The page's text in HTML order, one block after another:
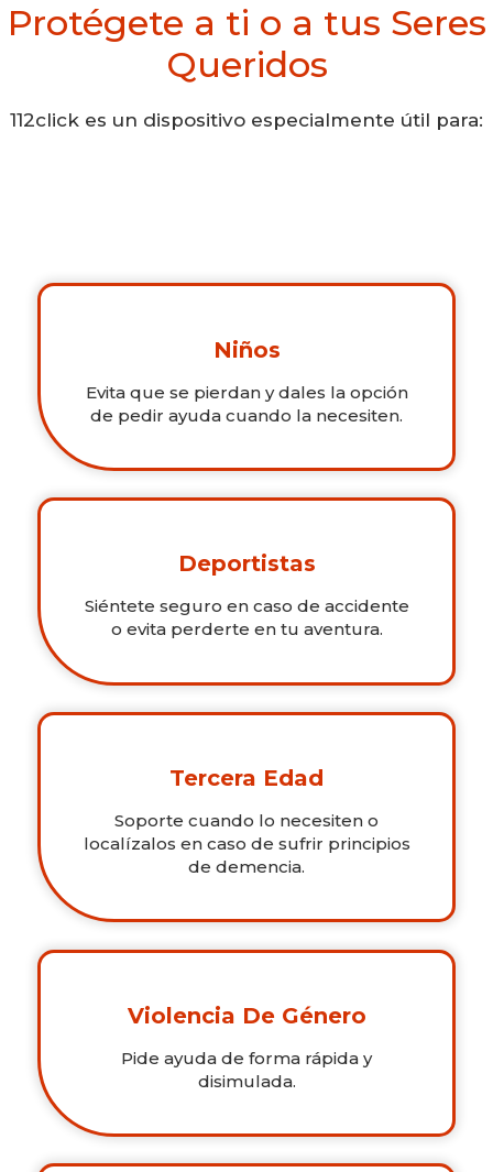
Protégete a ti o a tus Seres
Queridos
112click es un dispositivo especialmente útil para:
Niños
Evita que se pierdan y dales la opción
de pedir ayuda cuando la necesiten.
Deportistas
Siéntete seguro en caso de accidente
o evita perderte en tu aventura.
Tercera Edad
Soporte cuando lo necesiten o
localízalos en caso de sufrir principios
de demencia.
Violencia De Género
Pide ayuda de forma rápida y
disimulada.